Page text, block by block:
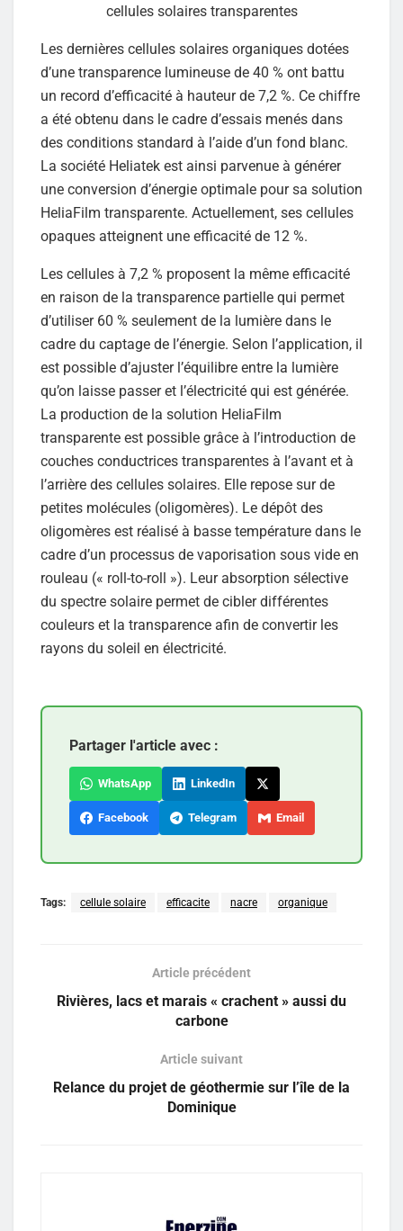
Les dernières cellules solaires organiques dotées
d’une transparence lumineuse de 40 % ont battu
un record d’efficacité à hauteur de 7,2 %. Ce chiffre
a été obtenu dans le cadre d’essais menés dans
des conditions standard à l’aide d’un fond blanc.
La société Heliatek est ainsi parvenue à générer
une conversion d’énergie optimale pour sa solution
HeliaFilm transparente. Actuellement, ses cellules
opaques atteignent une efficacité de 12 %.
Les cellules à 7,2 % proposent la même efficacité
en raison de la transparence partielle qui permet
d’utiliser 60 % seulement de la lumière dans le
cadre du captage de l’énergie. Selon l’application, il
est possible d’ajuster l’équilibre entre la lumière
qu’on laisse passer et l’électricité qui est générée.
La production de la solution HeliaFilm
transparente est possible grâce à l’introduction de
couches conductrices transparentes à l’avant et à
l’arrière des cellules solaires. Elle repose sur de
petites molécules (oligomères). Le dépôt des
oligomères est réalisé à basse température dans le
cadre d’un processus de vaporisation sous vide en
rouleau (« roll-to-roll »). Leur absorption sélective
du spectre solaire permet de cibler différentes
couleurs et la transparence afin de convertir les
rayons du soleil en électricité.
Partager l'article avec :
WhatsApp LinkedIn
Facebook Telegram Email
Tags: cellule solaire efficacite nacre organique
Article précédent
Rivières, lacs et marais « crachent » aussi du
carbone
Article suivant
Relance du projet de géothermie sur l’île de la
Dominique